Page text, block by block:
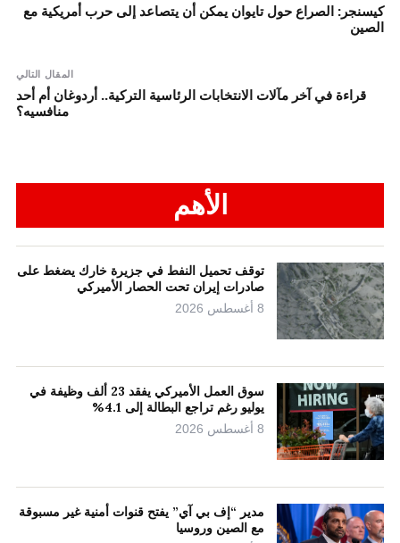
كيسنجر: الصراع حول تايوان يمكن أن يتصاعد إلى حرب أمريكية مع
الصين
المقال التالي
قراءة في آخر مآلات الانتخابات الرئاسية التركية.. أردوغان أم أحد
منافسيه؟
الأهم
توقف تحميل النفط في جزيرة خارك يضغط على
صادرات إيران تحت الحصار الأميركي
8 أغسطس 2026
سوق العمل الأميركي يفقد 23 ألف وظيفة في
يوليو رغم تراجع البطالة إلى 4.1%
8 أغسطس 2026
مدير “إف بي آي” يفتح قنوات أمنية غير مسبوقة
مع الصين وروسيا